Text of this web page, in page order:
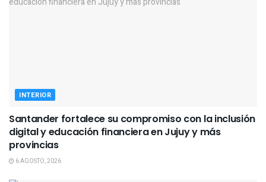
INTERIOR
Santander fortalece su compromiso con la inclusión
digital y educación financiera en Jujuy y más
provincias
6 AGOSTO, 2026